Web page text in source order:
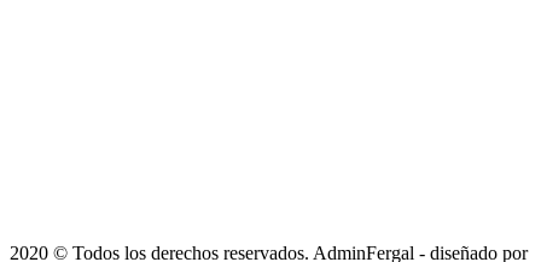
2020 © Todos los derechos reservados. AdminFergal - diseñado por